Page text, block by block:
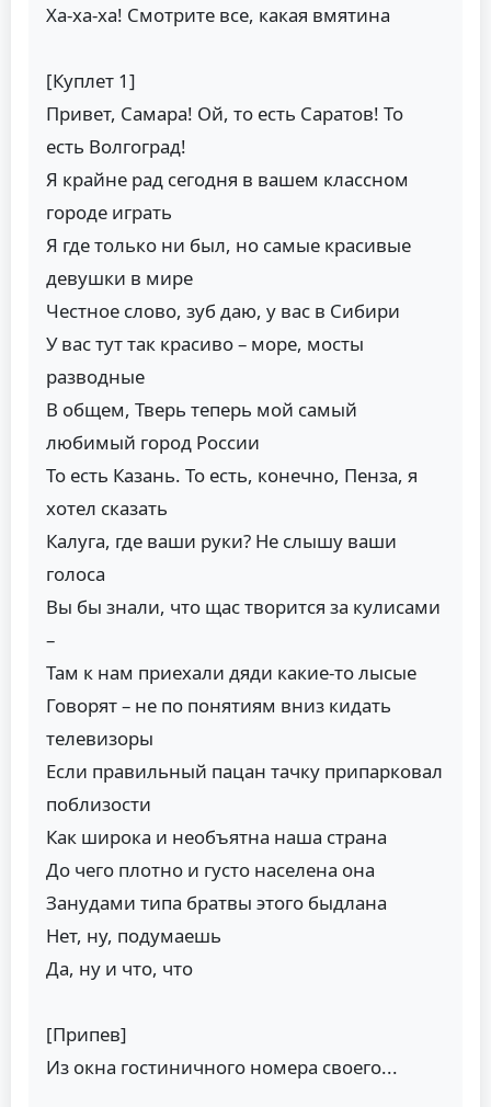
Ха-ха-ха! Смотрите все, какая вмятина
[Куплет 1]
Привет, Самара! Ой, то есть Саратов! То
есть Волгоград!
Я крайне рад сегодня в вашем классном
городе играть
Я где только ни был, но самые красивые
девушки в мире
Честное слово, зуб даю, у вас в Сибири
У вас тут так красиво – море, мосты
разводные
В общем, Тверь теперь мой самый
любимый город России
То есть Казань. То есть, конечно, Пенза, я
хотел сказать
Калуга, где ваши руки? Не слышу ваши
голоса
Вы бы знали, что щас творится за кулисами
–
Там к нам приехали дяди какие-то лысые
Говорят – не по понятиям вниз кидать
телевизоры
Если правильный пацан тачку припарковал
поблизости
Как широка и необъятна наша страна
До чего плотно и густо населена она
Занудами типа братвы этого быдлана
Нет, ну, подумаешь
Да, ну и что, что
[Припев]
Из окна гостиничного номера своего...